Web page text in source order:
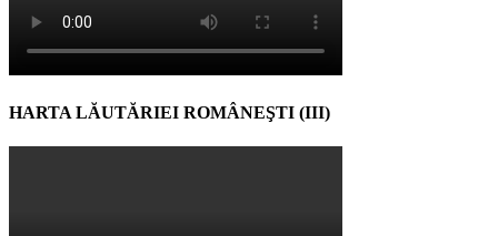
HARTA LĂUTĂRIEI ROMÂNEŞTI (III)